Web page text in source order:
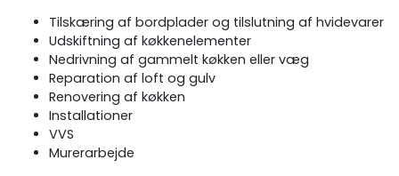
Tilskæring af bordplader og tilslutning af hvidevarer
Udskiftning af køkkenelementer
Nedrivning af gammelt køkken eller væg
Reparation af loft og gulv
Renovering af køkken
Installationer
VVS
Murerarbejde